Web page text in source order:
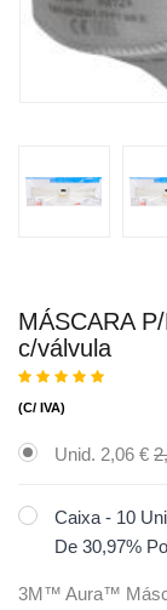
MÁSCARA
c/válvula
(C/ IVA)
Unid. 2,06 €
Caixa - 10
De 30,97%
3M™ Aura™